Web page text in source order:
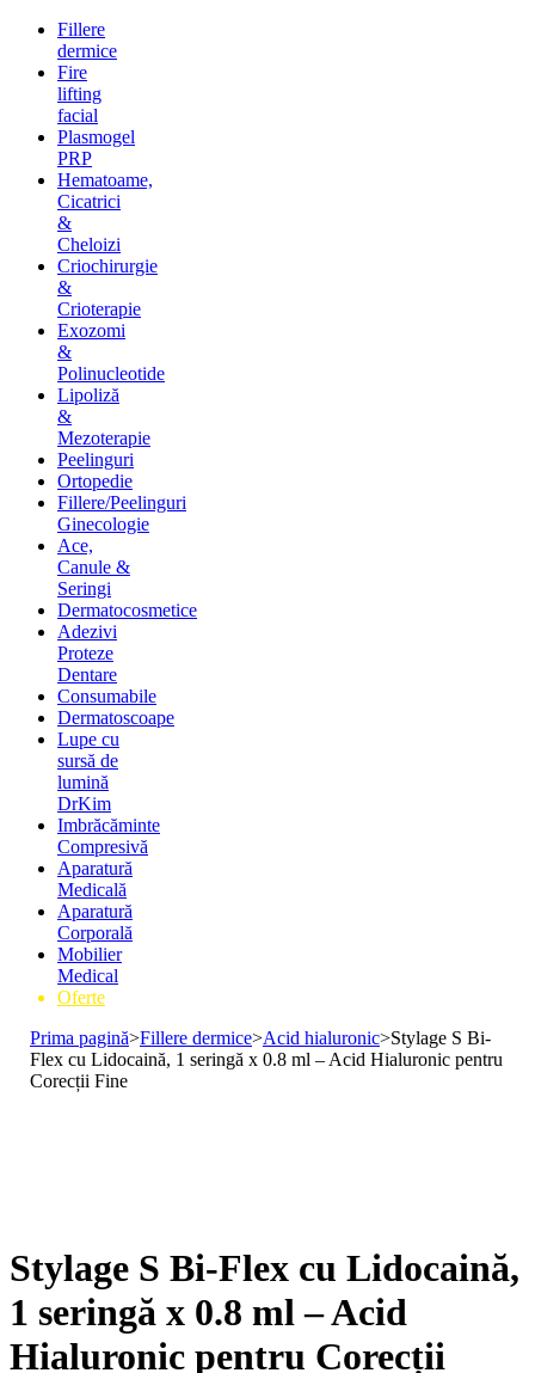
Fillere
dermice
Fire
lifting
facial
Plasmogel
PRP
Hematoame,
Cicatrici
&
Cheloizi
Criochirurgie
&
Crioterapie
Exozomi
&
Polinucleotide
Lipoliză
&
Mezoterapie
Peelinguri
Ortopedie
Fillere/Peelinguri
Ginecologie
Ace,
Canule &
Seringi
Dermatocosmetice
Adezivi
Proteze
Dentare
Consumabile
Dermatoscoape
Lupe cu
sursă de
lumină
DrKim
Imbrăcăminte
Compresivă
Aparatură
Medicală
Aparatură
Corporală
Mobilier
Medical
Oferte
Prima pagină>Fillere dermice>Acid hialuronic>Stylage S Bi-
Flex cu Lidocaină, 1 seringă x 0.8 ml – Acid Hialuronic pentru
Corecții Fine
Stylage S Bi-Flex cu Lidocaină,
1 seringă x 0.8 ml – Acid
Hialuronic pentru Corecții